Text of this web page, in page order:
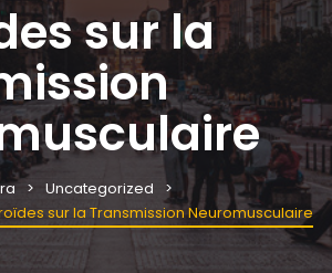
sur la
Uncategorized
sur la Transmission Neuromusculaire